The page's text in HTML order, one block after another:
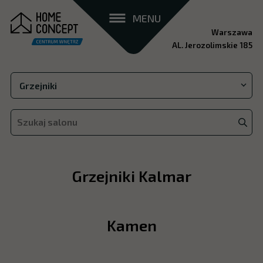
MENU
Warszawa
AL. Jerozolimskie 185
Grzejniki Kalmar
Kamen